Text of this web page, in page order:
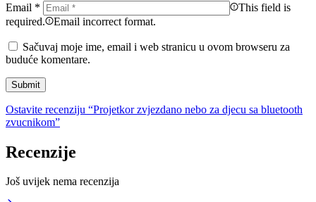
Email *
This field is
required.
Email incorrect format.
Sačuvaj moje ime, email i web stranicu u ovom browseru za
buduće komentare.
Ostavite recenziju “Projetkor zvjezdano nebo za djecu sa bluetooth
zvucnikom”
Recenzije
Još uvijek nema recenzija